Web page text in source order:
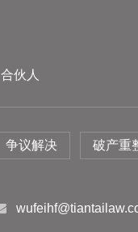
合伙人
争议解决 破产重